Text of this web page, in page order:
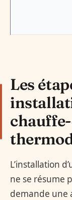
Les
L’installation
ne se résume
demande une